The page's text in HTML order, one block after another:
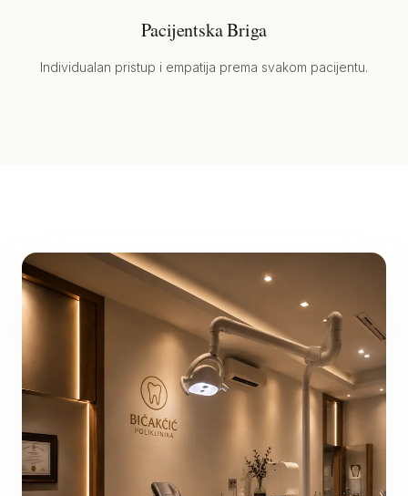
Pacijentska Briga
Individualan pristup i empatija prema svakom pacijentu.